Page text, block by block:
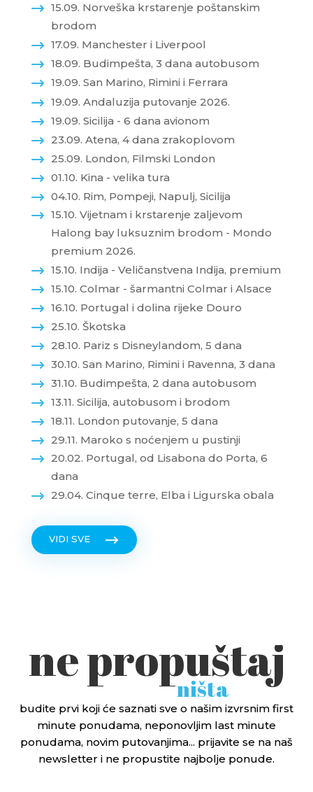
15.09. Norveška krstarenje poštanskim
brodom
17.09. Manchester i Liverpool
18.09. Budimpešta, 3 dana autobusom
19.09. San Marino, Rimini i Ferrara
19.09. Andaluzija putovanje 2026.
19.09. Sicilija - 6 dana avionom
23.09. Atena, 4 dana zrakoplovom
25.09. London, Filmski London
01.10. Kina - velika tura
04.10. Rim, Pompeji, Napulj, Sicilija
15.10. Vijetnam i krstarenje zaljevom
Halong bay luksuznim brodom - Mondo
premium 2026.
15.10. Indija - Veličanstvena Indija, premium
15.10. Colmar - šarmantni Colmar i Alsace
16.10. Portugal i dolina rijeke Douro
25.10. Škotska
28.10. Pariz s Disneylandom, 5 dana
30.10. San Marino, Rimini i Ravenna, 3 dana
31.10. Budimpešta, 2 dana autobusom
13.11. Sicilija, autobusom i brodom
18.11. London putovanje, 5 dana
29.11. Maroko s noćenjem u pustinji
20.02. Portugal, od Lisabona do Porta, 6
dana
29.04. Cinque terre, Elba i Ligurska obala
VIDI SVE
ne propuštaj
ništa
budite prvi koji će saznati sve o našim izvrsnim first
minute ponudama, neponovljim last minute
ponudama, novim putovanjima... prijavite se na naš
newsletter i ne propustite najbolje ponude.